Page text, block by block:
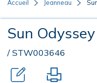
Accueil Jeanneau
Sun
/ STW003646